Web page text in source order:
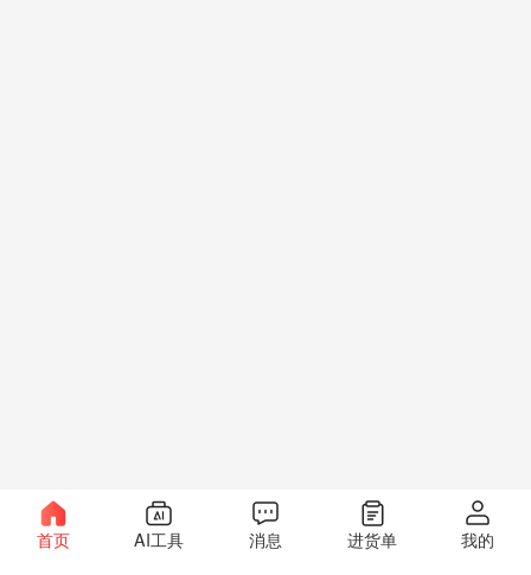
首页 AI工具 消息 进货单 我的